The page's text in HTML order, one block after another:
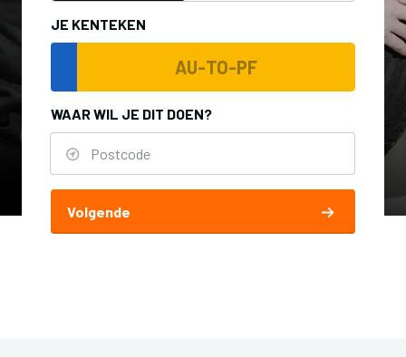
JE KENTEKEN
WAAR WIL JE DIT DOEN?
Volgende